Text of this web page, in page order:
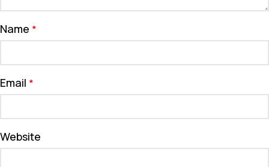
Name *
Email *
Website